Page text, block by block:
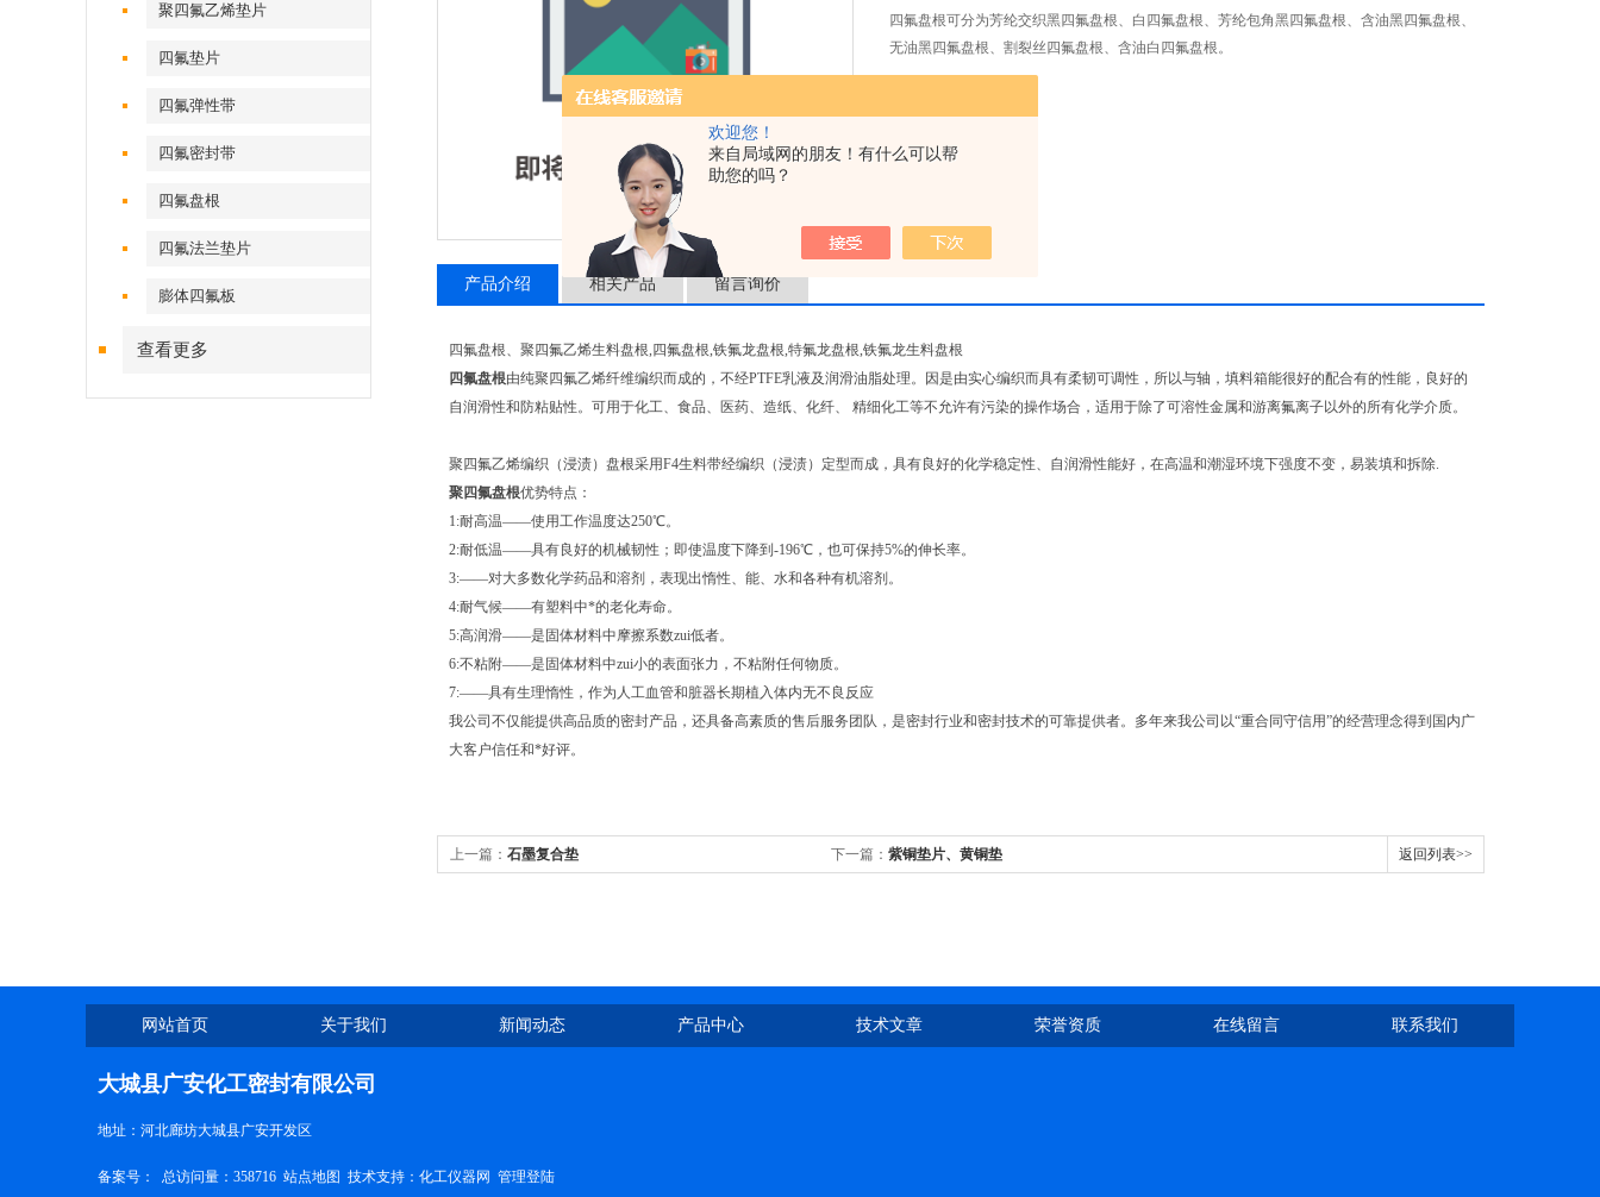
欢迎您！
来自局域网的朋友！有什么可以帮
助您的吗？
聚四氟乙烯垫片
四氟垫片
四氟弹性带
四氟密封带
四氟盘根
四氟法兰垫片
膨体四氟板
查看更多
四氟盘根可分为芳纶交织黑四氟盘根、白四氟盘根、芳纶包角黑四氟盘根、含油黑四氟盘根、
无油黑四氟盘根、割裂丝四氟盘根、含油白四氟盘根。
产品介绍 相关产品 留言询价
四氟盘根、聚四氟乙烯生料盘根,四氟盘根,铁氟龙盘根,特氟龙盘根,铁氟龙生料盘根
四氟盘根由纯聚四氟乙烯纤维编织而成的，不经PTFE乳液及润滑油脂处理。因是由实心编织而具有柔韧可调性，所以与轴，填料箱能很好的配合有的性能，良好的
自润滑性和防粘贴性。可用于化工、食品、医药、造纸、化纤、 精细化工等不允许有污染的操作场合，适用于除了可溶性金属和游离氟离子以外的所有化学介质。
聚四氟乙烯编织（浸渍）盘根采用F4生料带经编织（浸渍）定型而成，具有良好的化学稳定性、自润滑性能好，在高温和潮湿环境下强度不变，易装填和拆除.
聚四氟盘根优势特点：
1:耐高温——使用工作温度达250℃。
2:耐低温——具有良好的机械韧性；即使温度下降到-196℃，也可保持5%的伸长率。
3:——对大多数化学药品和溶剂，表现出惰性、能、水和各种有机溶剂。
4:耐气候——有塑料中*的老化寿命。
5:高润滑——是固体材料中摩擦系数zui低者。
6:不粘附——是固体材料中zui小的表面张力，不粘附任何物质。
7:——具有生理惰性，作为人工血管和脏器长期植入体内无不良反应
我公司不仅能提供高品质的密封产品，还具备高素质的售后服务团队，是密封行业和密封技术的可靠提供者。多年来我公司以“重合同守信用”的经营理念得到国内广
大客户信任和*好评。
上一篇： 石墨复合垫 下一篇： 紫铜垫片、黄铜垫 返回列表>>
网站首页 关于我们 新闻动态 产品中心 技术文章 荣誉资质 在线留言 联系我们
大城县广安化工密封有限公司
地址：河北廊坊大城县广安开发区
备案号： 总访问量：358716 站点地图 技术支持： 化工仪器网 管理登陆